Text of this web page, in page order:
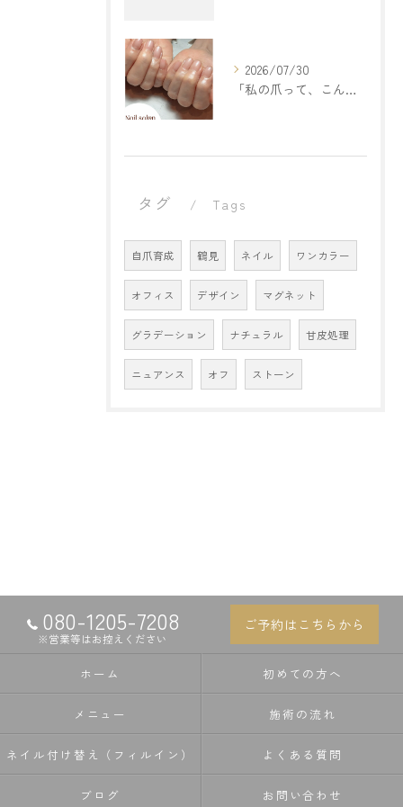
2026/07/30
「私の爪って、こんなもの。
タグ Tags
自爪育成 鶴見 ネイル ワンカラー
オフィス デザイン マグネット
グラデーション ナチュラル 甘皮処理
ニュアンス オフ ストーン
080-1205-7208
※営業等はお控えください
ご予約はこちらから
ホーム 初めての方へ
メニュー 施術の流れ
ネイル付け替え（フィルイン） よくある質問
ブログ お問い合わせ